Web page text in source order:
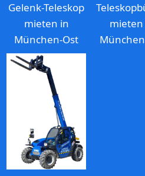
Gelenk-Teleskop
mieten in
München-Ost
mieten